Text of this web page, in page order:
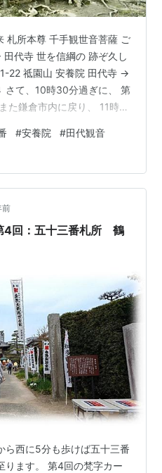
札所本尊 千手観世音菩薩 ご
代寺 世を信綱の 跡ぞ久し
22 祗園山 安養院 田代寺 →
て、10時30分過ぎに、 第
た鎌倉市内に戻り、 11時少
場があると書かれています
ません。 斜向かいのリパー
ツーリングを駐車しまし
寺・田代寺という、 三つの
#安養院 #田代観音
前
4回：五十三番札所 鶴
ら西に5分も歩けば五十三番
ります。 第4回の梵字カー